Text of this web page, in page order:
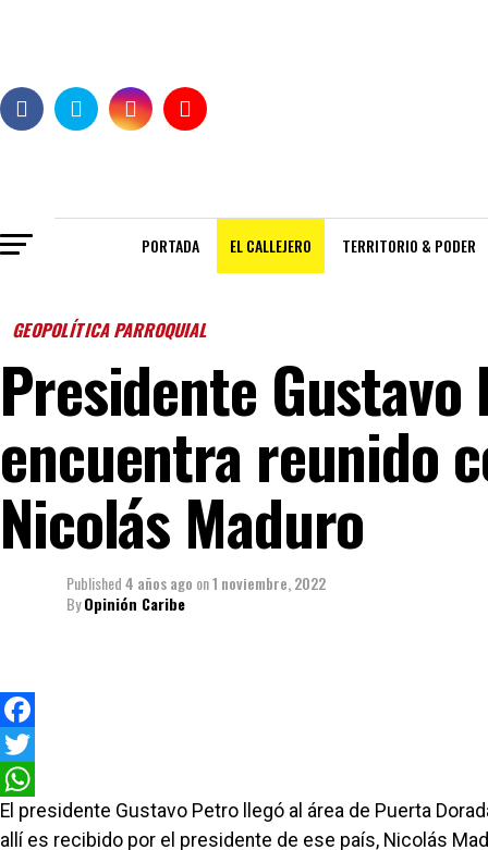
PORTADA EL CALLEJERO TERRITORIO & PODER
GEOPOLÍTICA PARROQUIAL
Presidente Gustavo
encuentra reunido
Nicolás Maduro
Published4 años ago on1 noviembre, 2022
ByOpinión Caribe
Facebook
Twitter
WhatsApp
El presidente Gustavo Petro llegó al área de Puerta
allí es recibido por el presidente de ese país, Nicolás